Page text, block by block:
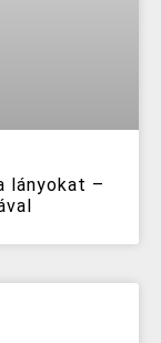
lányokat –